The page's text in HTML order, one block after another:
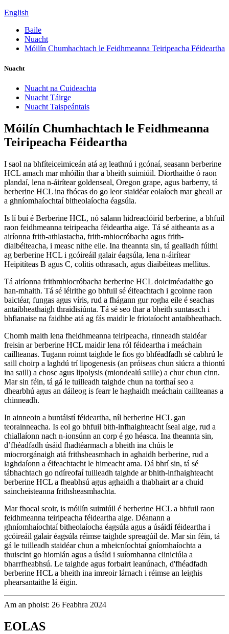
English
Baile
Nuacht
Móilín Chumhachtach le Feidhmeanna Teiripeacha Féideartha
Nuacht
Nuacht na Cuideachta
Nuacht Táirge
Nuacht Taispeántais
Móilín Chumhachtach le Feidhmeanna
Teiripeacha Féideartha
I saol na bhfíteiceimiceán atá ag leathnú i gcónaí, seasann berberine
HCL amach mar mhóilín thar a bheith suimiúil. Díorthaithe ó raon
plandaí, lena n-áirítear goldenseal, Oregon grape, agus barberry, tá
berberine HCL ina fhócas do go leor staidéar eolaíoch mar gheall ar
a ghníomhaíochtaí bitheolaíocha éagsúla.
Is lí buí é Berberine HCL, nó salann hidreaclóiríd berberine, a bhfuil
raon feidhmeanna teiripeacha féideartha aige. Tá sé aitheanta as a
airíonna frith-athlastacha, frith-mhiocróbacha agus frith-
diaibéiteacha, i measc nithe eile. Ina theannta sin, tá gealladh fúithi
ag berberine HCL i gcóireáil galair éagsúla, lena n-áirítear
Heipitíteas B agus C, colitis othrasach, agus diaibéiteas mellitus.
Tá airíonna frithmhiocróbacha berberine HCL doiciméadaithe go
han-mhaith. Tá sé léirithe go bhfuil sé éifeachtach i gcoinne raon
baictéar, fungas agus víris, rud a fhágann gur rogha eile é seachas
antaibheathaigh thraidisiúnta. Tá sé seo thar a bheith suntasach i
bhfianaise na faidhbe atá ag fás maidir le friotaíocht antaibheathach.
Chomh maith lena fheidhmeanna teiripeacha, rinneadh staidéar
freisin ar berberine HCL maidir lena ról féideartha i meáchain
caillteanas. Tugann roinnt taighde le fios go bhféadfadh sé cabhrú le
saill choirp a laghdú trí lipogenesis (an próiseas chun siúcra a thiontú
ina saill) a chosc agus lipolysis (miondealú saille) a chur chun cinn.
Mar sin féin, tá gá le tuilleadh taighde chun na torthaí seo a
dhearbhú agus an dáileog is fearr le haghaidh meáchain caillteanas a
chinneadh.
In ainneoin a buntáistí féideartha, níl berberine HCL gan
teorainneacha. Is eol go bhfuil bith-infhaighteacht íseal aige, rud a
chiallaíonn nach n-ionsúnn an corp é go héasca. Ina theannta sin,
d’fhéadfadh úsáid fhadtéarmach a bheith ina chúis le
miocrorgánaigh atá frithsheasmhach in aghaidh berberine, rud a
laghdaíonn a éifeachtacht le himeacht ama. Dá bhrí sin, tá sé
tábhachtach go ndíreofaí tuilleadh taighde ar bhith-infhaighteacht
berberine HCL a fheabhsú agus aghaidh a thabhairt ar a chuid
saincheisteanna frithsheasmhachta.
Mar fhocal scoir, is móilín suimiúil é berberine HCL a bhfuil raon
feidhmeanna teiripeacha féideartha aige. Déanann a
ghníomhaíochtaí bitheolaíocha éagsúla agus a úsáidí féideartha i
gcóireáil galair éagsúla réimse taighde spreagúil de. Mar sin féin, tá
gá le tuilleadh staidéar chun a mheicníochtaí gníomhaíochta a
thuiscint go hiomlán agus a úsáid i suíomhanna cliniciúla a
bharrfheabhsú. Le taighde agus forbairt leanúnach, d'fhéadfadh
berberine HCL a bheith ina imreoir lárnach i réimse an leighis
phearsantaithe lá éigin.
Am an phoist: 26 Feabhra 2024
EOLAS